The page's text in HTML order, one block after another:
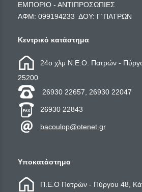
ΕΜΠΟΡΙΟ - ΑΝΤΙΠΡΟΣΩΠΙΕΣ
ΑΦΜ: 099194233 ΔΟΥ: Γ΄ΠΑΤΡΩΝ
Κεντρικό κατάστημα
24ο χλμ Ν.Ε.Ο. Πατρών -
25200
26930 22657, 26930 22047
26930 22843
bacoulop@otenet.gr
Υποκατάστημα
Π.Ε.Ο Πατρών - Πύργου 48,